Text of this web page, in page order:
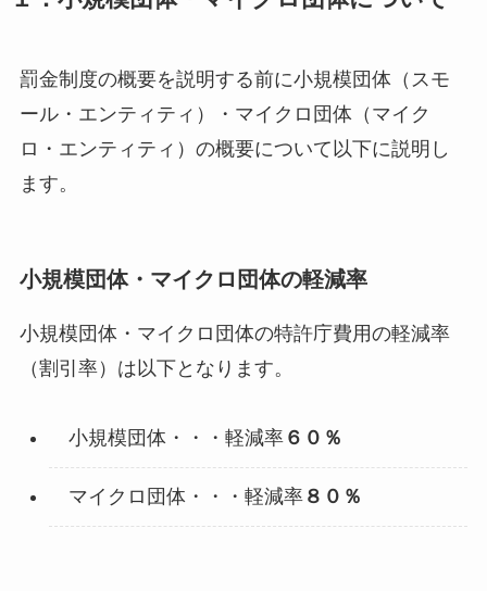
罰金制度の概要を説明する前に小規模団体（スモ
ール・エンティティ）・マイクロ団体（マイク
ロ・エンティティ）の概要について以下に説明し
ます。
小規模団体・マイクロ団体の軽減率
小規模団体・マイクロ団体の特許庁費用の軽減率
（割引率）は以下となります。
小規模団体・・・軽減率６０％
マイクロ団体・・・軽減率８０％